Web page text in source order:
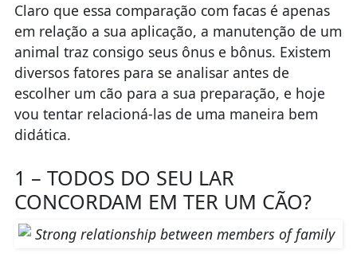
Claro que essa comparação com facas é apenas
em relação a sua aplicação, a manutenção de um
animal traz consigo seus ônus e bônus. Existem
diversos fatores para se analisar antes de
escolher um cão para a sua preparação, e hoje
vou tentar relacioná-las de uma maneira bem
didática.
1 – TODOS DO SEU LAR
CONCORDAM EM TER UM CÃO?